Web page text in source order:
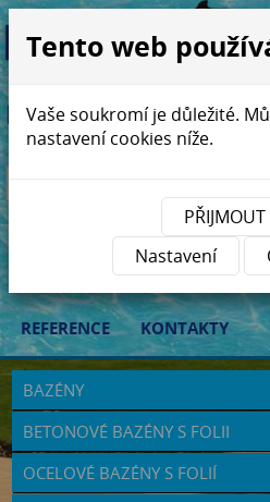
Relaxujte v
BAZÉNY
REKONSTRUKCE
REFERENCE KONTAKTY
BAZÉNY
BETONOVÉ BAZÉNY S FOLII
OCELOVÉ BAZÉNY S FOLIÍ
Tento web
Vaše soukromí je důležité.
nastavení cookies níže.
PŘIJMOUT
Nastavení